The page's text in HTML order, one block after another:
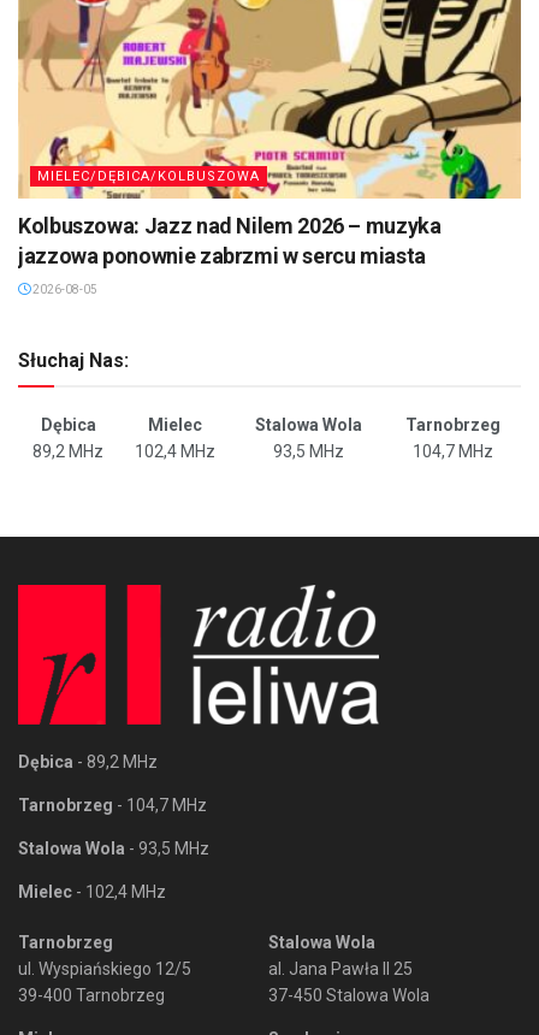
MIELEC/DĘBICA/KOLBUSZOWA
Kolbuszowa: Jazz nad Nilem 2026 – muzyka
jazzowa ponownie zabrzmi w sercu miasta
2026-08-05
Słuchaj Nas:
Dębica Mielec Stalowa Wola
Tarnobrzeg
89,2 MHz
102,4 MHz 93,5 MHz 104,7 MHz
Dębica - 89,2 MHz
Tarnobrzeg - 104,7 MHz
Stalowa Wola - 93,5 MHz
Mielec - 102,4 MHz
Tarnobrzeg
ul. Wyspiańskiego 12/5
39-400 Tarnobrzeg
Stalowa Wola
al. Jana Pawła II 25
37-450 Stalowa Wola